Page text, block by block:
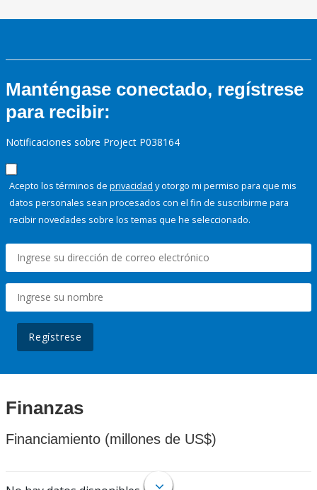
Manténgase conectado, regístrese
para recibir:
Notificaciones sobre Project P038164
Acepto los términos de privacidad y otorgo mi permiso para que mis
datos personales sean procesados con el fin de suscribirme para
recibir novedades sobre los temas que he seleccionado.
Regístrese
Finanzas
Financiamiento (millones de US$)